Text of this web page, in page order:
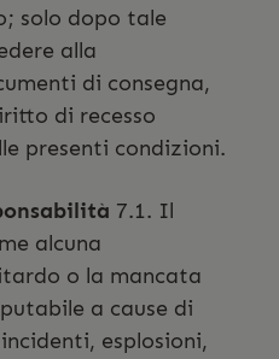
solo dopo tale
alla
di consegna,
di recesso
presenti condizioni.
7.1. Il
alcuna
o la mancata
a cause di
esplosioni,